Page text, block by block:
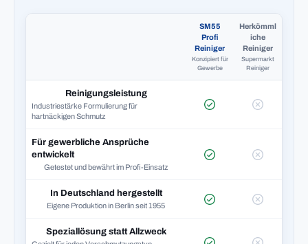
SM55
Profi
Reiniger
Konzipiert für
Gewerbe
Herkömml
iche
Reiniger
Supermarkt
Reiniger
Reinigungsleistung
Industriestärke Formulierung für
hartnäckigen Schmutz
Für gewerbliche Ansprüche
entwickelt
Getestet und bewährt im Profi-Einsatz
In Deutschland hergestellt
Eigene Produktion in Berlin seit 1955
Speziallösung statt Allzweck